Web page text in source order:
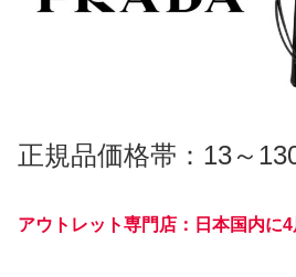
正規品価格帯：13～
アウトレット専門店：日本国内に